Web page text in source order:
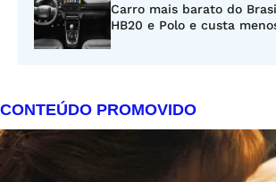
Carro mais barato do
HB20 e Polo e custa